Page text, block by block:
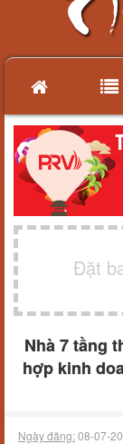
Đặt
Nhà 7 tầng
hợp kinh
Ngày đăng:08-07-